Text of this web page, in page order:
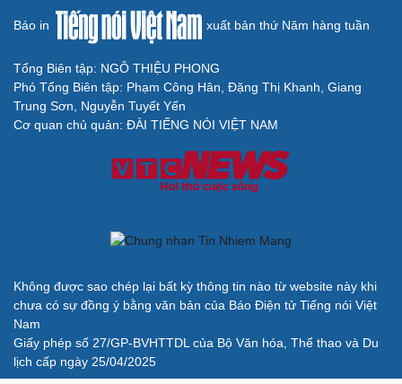
Báo in xuất bản thứ Năm hàng tuần
Tổng Biên tập: NGÔ THIỆU PHONG
Phó Tổng Biên tập: Phạm Công Hân, Đặng Thị Khanh, Giang
Trung Sơn, Nguyễn Tuyết Yến
Cơ quan chủ quản: ĐÀI TIẾNG NÓI VIỆT NAM
Không được sao chép lại bất kỳ thông tin nào từ website này khi
chưa có sự đồng ý bằng văn bản của Báo Điện tử Tiếng nói Việt
Nam
Giấy phép số 27/GP-BVHTTDL của Bộ Văn hóa, Thể thao và Du
lịch cấp ngày 25/04/2025